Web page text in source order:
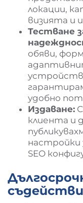
локации,
визията и
Тестване
обяви,
удобно
Издаване:
клиента и
настройки
SEO